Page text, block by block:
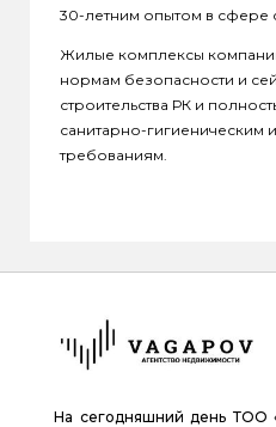
30-летним опытом в сфере
Жилые комплексы
нормам безопасности и
строительства РК и
санитарно-гигиеническим
требованиям.
На сегодняшний день ТОО